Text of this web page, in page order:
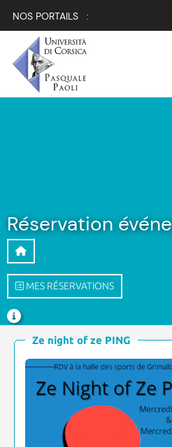
NOS PORTAILS :
Réservation
MES RÉSERVATIONS
Ze night of ze PING